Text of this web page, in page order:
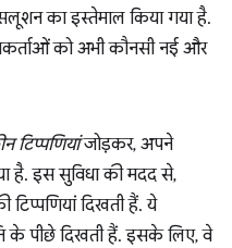
सलूशन का इस्तेमाल किया गया है.
को अभी कौनसी नई और
टिप्पणियांजोड़कर, अपने
है. इस सुविधा की मदद से,
टिप्पणियां दिखती हैं. ये
के पीछे दिखती हैं. इसके लिए, वे